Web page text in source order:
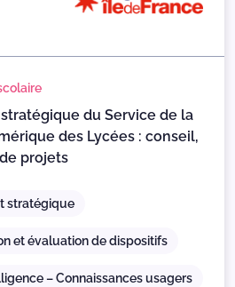
du Service de la
des Lycées : conseil,
projets
stratégique
et évaluation de dispositifs
– Connaissances usagers